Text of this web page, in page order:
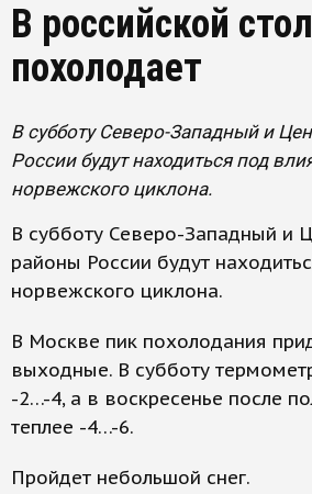
В российской
похолодает
В субботу Северо-Западный и
России будут находиться под
норвежского циклона.
В субботу Северо-Западный и
районы России будут
норвежского циклона.
В Москве пик похолодания
выходные. В субботу
-2…-4, а в воскресенье после
теплее -4…-6.
Пройдет небольшой снег.